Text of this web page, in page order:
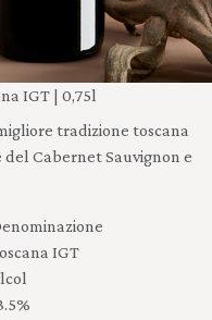
IGT | 0,75l
tradizione toscana
Cabernet Sauvignon e
IGT